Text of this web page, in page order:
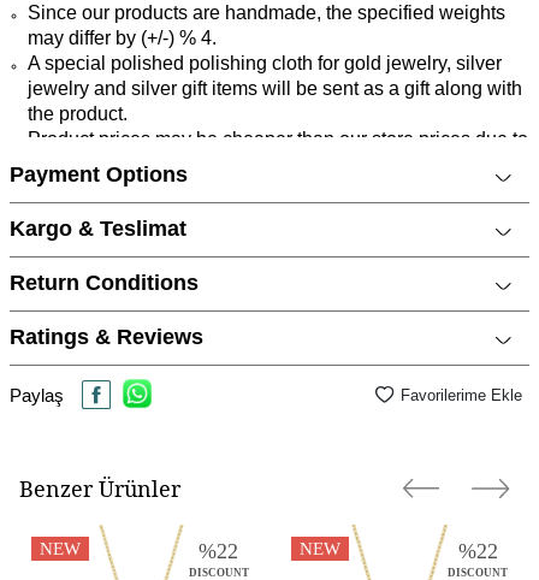
Since our products are handmade, the specified weights
may differ by (+/-) % 4.
A special polished polishing cloth for gold jewelry, silver
jewelry and silver gift items will be sent as a gift along with
the product.
Product prices may be cheaper than our store prices due to
website-specific promotions.
Warranty 1 Yıl Garantilidir.
Features
Cinsiyet
Metal Cinsi
Materyal Rengi
Payment Options
Kargo & Teslimat
Return Conditions
Ratings & Reviews
Paylaş Favorilerime Ekle
Benzer Ürünler
NEW %22
DISCOUNT
NEW %22
DISCOUNT